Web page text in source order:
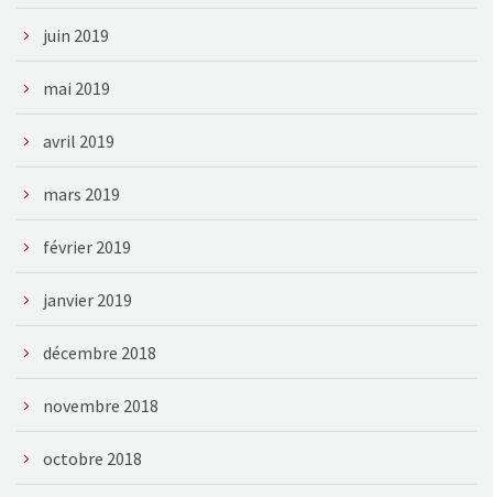
juin 2019
mai 2019
avril 2019
mars 2019
février 2019
janvier 2019
décembre 2018
novembre 2018
octobre 2018